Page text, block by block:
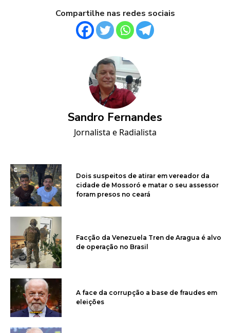
Compartilhe nas redes sociais
Sandro Fernandes
Jornalista e Radialista
Dois suspeitos de atirar em vereador da
cidade de Mossoró e matar o seu assessor
foram presos no ceará
Facção da Venezuela Tren de Aragua é alvo
de operação no Brasil
A face da corrupção a base de fraudes em
eleições